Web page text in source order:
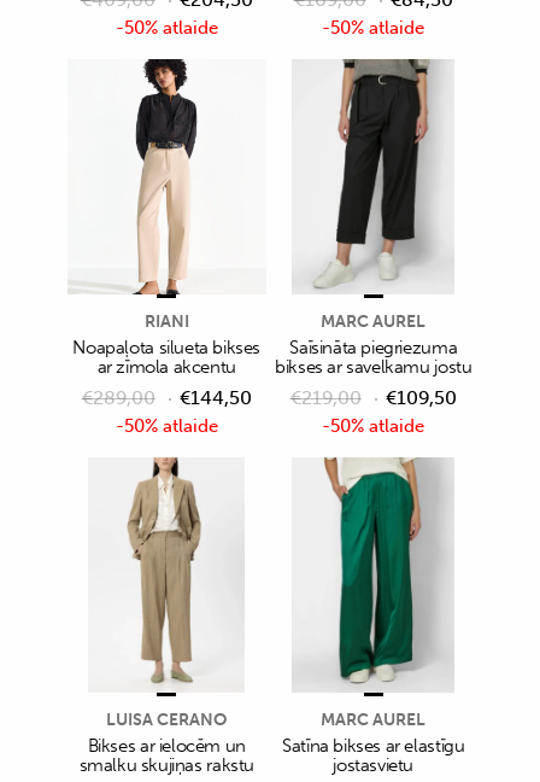
-50% atlaide -50% atlaide
-50% atlaide
RIANI
Noapaļota silueta bikses
ar zīmola akcentu
€289,00 €144,50
-50% atlaide
MARC AUREL
Saīsināta piegriezuma
bikses ar savelkamu jostu
€219,00 €109,50
LUISA CERANO
Bikses ar ielocēm un
smalku skujiņas rakstu
MARC AUREL
Satīna bikses ar elastīgu
jostasvietu